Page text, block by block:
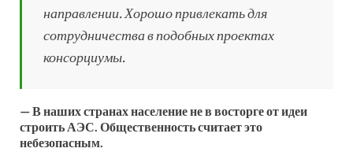
направлении. Хорошо привлекать для
сотрудничества в подобных проектах
консорциумы.
— В наших странах население не в восторге от идеи
строить АЭС. Общественность считает это
небезопасным.